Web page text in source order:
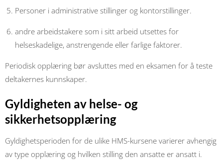
Personer i administrative stillinger og kontorstillinger.
andre arbeidstakere som i sitt arbeid utsettes for
helseskadelige, anstrengende eller farlige faktorer.
Periodisk opplæring bør avsluttes med en eksamen for å teste
deltakernes kunnskaper.
Gyldigheten av helse- og
sikkerhetsopplæring
Gyldighetsperioden for de ulike HMS-kursene varierer avhengig
av type opplæring og hvilken stilling den ansatte er ansatt i.